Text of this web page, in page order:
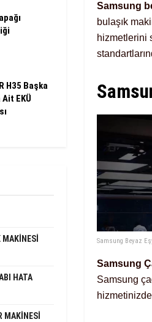
Samsung
bulaşık
hizmetlerini
Samsung Beyaz
Samsung
Samsung
H35 Başka
EKÜ
MAKINESI
HATA
MAKINESI